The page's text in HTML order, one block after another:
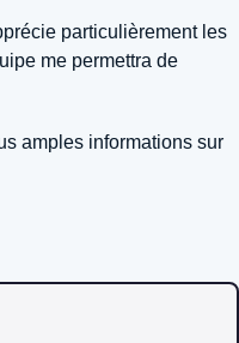
particulièrement les
me permettra de
amples informations sur